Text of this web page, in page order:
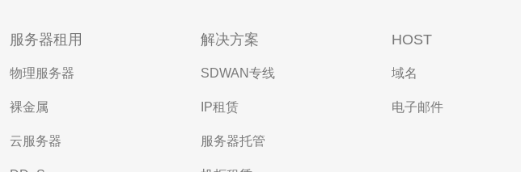
服务器租用
物理服务器
裸金属
云服务器
解决方案
SDWAN专线
IP租赁
服务器托管
HOST
域名
电子邮件